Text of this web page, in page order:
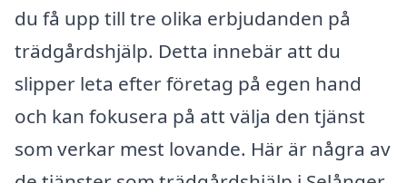
du få upp till tre olika erbjudanden på
trädgårdshjälp. Detta innebär att du
slipper leta efter företag på egen hand
och kan fokusera på att välja den tjänst
som verkar mest lovande. Här är några av